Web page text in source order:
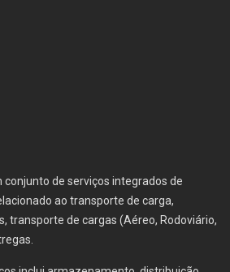
de serviços integrados de
ao transporte de carga,
transporte de cargas (Aéreo, Rodoviário,